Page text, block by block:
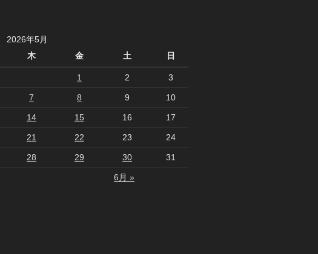
2026年5月
木 金 土 日
1 2 3
7 8 9 10
14 15 16 17
21 22 23 24
28 29 30 31
6月 »